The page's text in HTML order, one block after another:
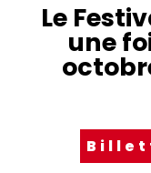
Le
une